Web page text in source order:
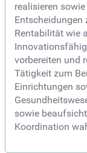
realisieren
Entscheidungen
Rentabilität wie
vorbereiten und
Tätigkeit zum
Einrichtungen
sowie
Koordination